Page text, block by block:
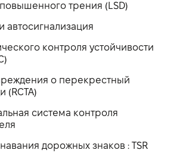
трения (LSD)
контроля устойчивости
о перекрестный
(RCTA)
система контроля
дорожных знаков : TSR